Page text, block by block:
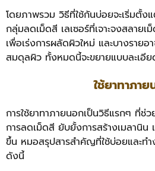
โดยภาพรวม วิธีที่ใช้กันบ่อยจะเริ่มตั้ง
กลุ่มลดเม็ดสี เลเซอร์ที่เจาะจงสลาย
เพื่อเร่งการผลัดผิวใหม่ และบางรายอ
สมดุลผิว ทั้งหมดนี้จะขยายแบบละเอี
ใช้ยาทาภา
การใช้ยาทาภายนอกเป็นวิธีแรกๆ ที่ช่
การลดเม็ดสี ยับยั้งการสร้างเมลานิน
ขึ้น หมอสรุปสารสำคัญที่ใช้บ่อยและทำ
ดังนี้